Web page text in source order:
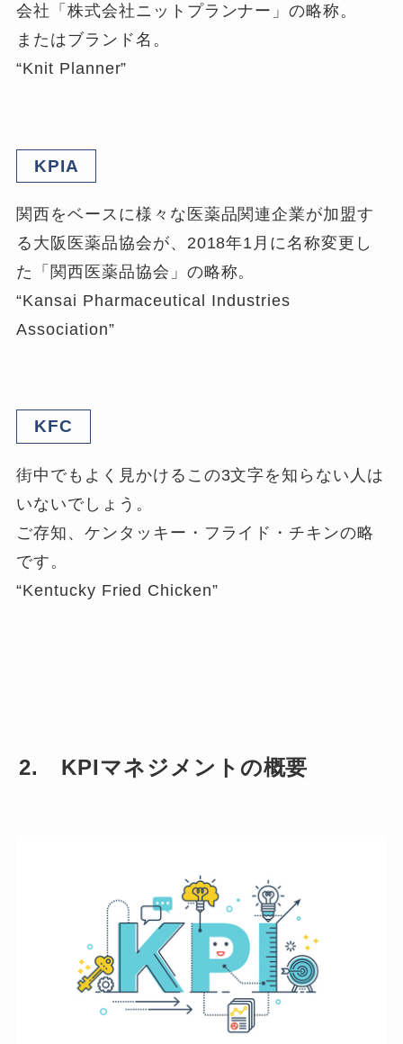
会社「株式会社ニットプランナー」の略称。
またはブランド名。
“Knit Planner”
KPIA
関西をベースに様々な医薬品関連企業が加盟す
る大阪医薬品協会が、2018年1月に名称変更し
た「関西医薬品協会」の略称。
“Kansai Pharmaceutical Industries
Association”
KFC
街中でもよく見かけるこの3文字を知らない人は
いないでしょう。
ご存知、ケンタッキー・フライド・チキンの略
です。
“Kentucky Fried Chicken”
2. KPIマネジメントの概要